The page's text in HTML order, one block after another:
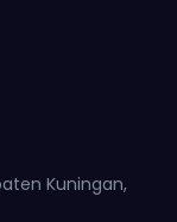
Kuningan,